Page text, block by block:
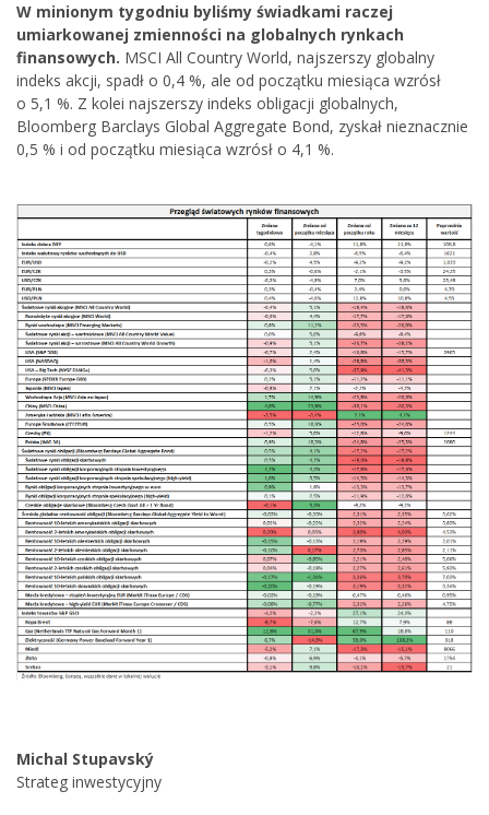
W minionym tygodniu byliśmy świadkami raczej
umiarkowanej zmienności na globalnych rynkach
finansowych. MSCI All Country World, najszerszy globalny
indeks akcji, spadł o 0,4 %, ale od początku miesiąca wzrósł
o 5,1 %. Z kolei najszerszy indeks obligacji globalnych,
Bloomberg Barclays Global Aggregate Bond, zyskał nieznacznie
0,5 % i od początku miesiąca wzrósł o 4,1 %.
Michal Stupavský
Strateg inwestycyjny